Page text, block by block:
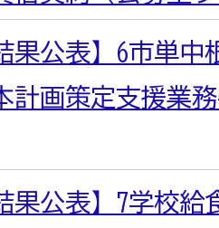
果公表】6市単
計画策定支援業
果公表】7学校